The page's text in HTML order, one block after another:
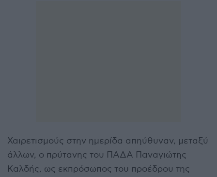
Χαιρετισμούς στην ημερίδα απηύθυναν, μεταξύ
άλλων, ο πρύτανης του ΠΑΔΑ Παναγιώτης
Καλδής, ως εκπρόσωπος του προέδρου της